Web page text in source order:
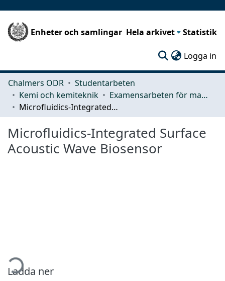
Enheter och samlingar Hela arkivet Statistik
Logga in
Chalmers ODR
Studentarbeten
Kemi och kemiteknik
Examensarbeten för masterexamen
Microﬂuidics-Integrated Surface Acoustic Wave Biosensor
Microﬂuidics-Integrated Surface
Acoustic Wave Biosensor
Ladda ner